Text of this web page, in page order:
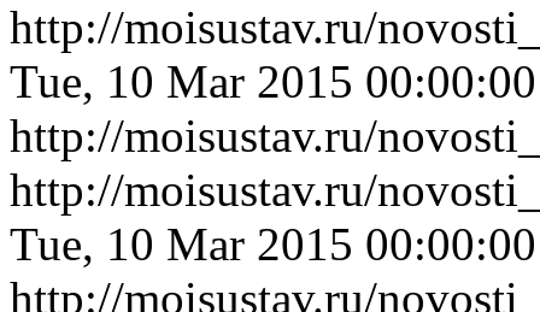
http://moisustav.ru/
Tue, 10 Mar 2015
http://moisustav.ru/
http://moisustav.ru/
Tue, 10 Mar 2015
http://moisustav.ru/